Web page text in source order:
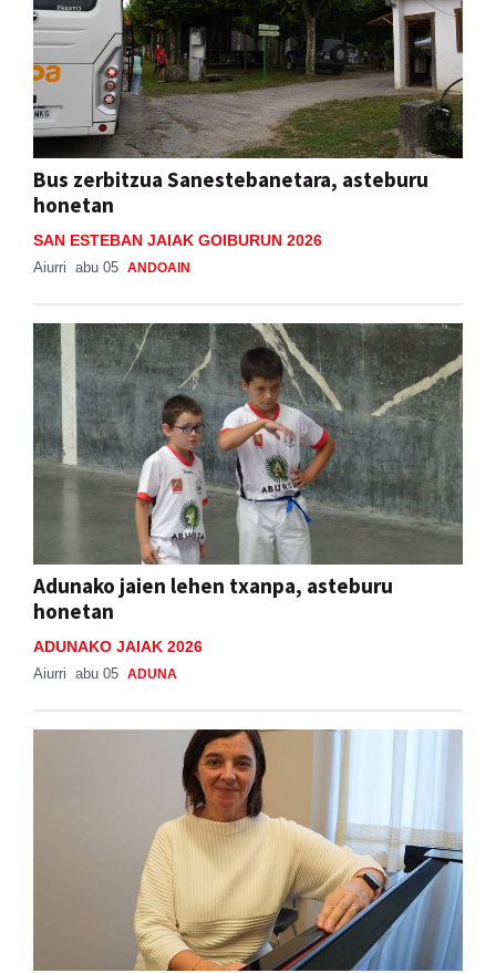
Bus zerbitzua Sanestebanetara, asteburu
honetan
SAN ESTEBAN JAIAK GOIBURUN 2026
Aiurri abu 05 ANDOAIN
Adunako jaien lehen txanpa, asteburu
honetan
ADUNAKO JAIAK 2026
Aiurri abu 05 ADUNA